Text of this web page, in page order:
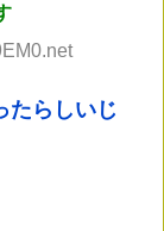
たらしいじ